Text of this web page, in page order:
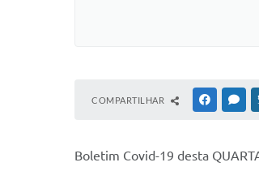
COMPARTILHAR FACEBOOK
Boletim Covid-19 desta